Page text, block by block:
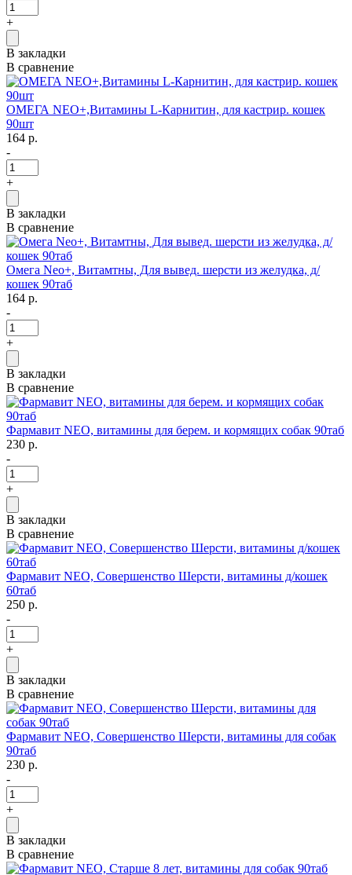
+
В закладки
В сравнение
ОМЕГА NEO+,Витамины L-Карнитин, для кастрир. кошек
90шт
164 р.
-
+
В закладки
В сравнение
Омега Nео+, Витамтны, Для вывед. шерсти из желудка, д/
кошек 90таб
164 р.
-
+
В закладки
В сравнение
Фармавит NEO, витамины для берем. и кормящих собак 90таб
230 р.
-
+
В закладки
В сравнение
Фармавит NEO, Совершенство Шерсти, витамины д/кошек
60таб
250 р.
-
+
В закладки
В сравнение
Фармавит NEO, Совершенство Шерсти, витамины для собак
90таб
230 р.
-
+
В закладки
В сравнение